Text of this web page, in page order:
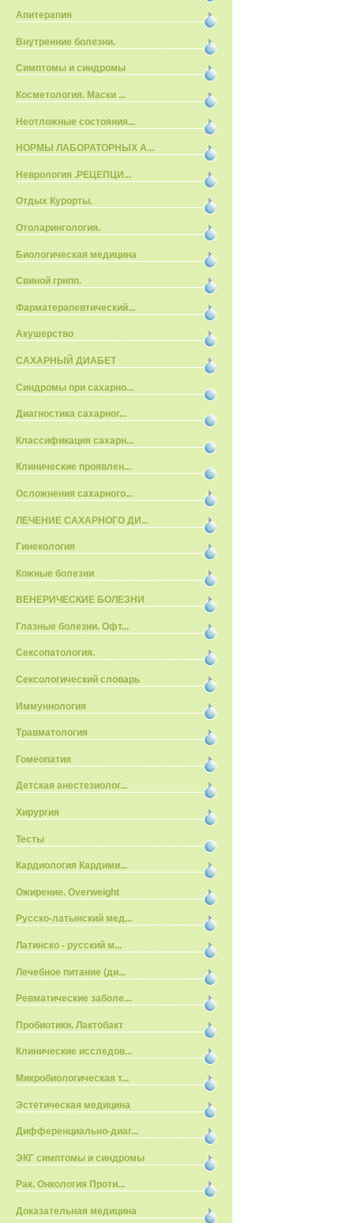
Апитерапия
Внутренние болезни.
Симптомы и синдромы
Косметология. Маски ...
Неотложные состояния...
НОРМЫ ЛАБОРАТОРНЫХ А...
Неврология .РЕЦЕПЦИ...
Отдых Курорты.
Отоларингология.
Биологическая медицина
Свиной грипп.
Фарматерапевтический...
Акушерство
САХАРНЫЙ ДИАБЕТ
Синдромы при сахарно...
Диагностика сахарног...
Классификация сахарн...
Клинические проявлен...
Осложнения сахарного...
ЛЕЧЕНИЕ САХАРНОГО ДИ...
Гинекология
Кожные болезни
ВЕНЕРИЧЕСКИЕ БОЛЕЗНИ
Глазные болезни. Офт...
Сексопатология.
Сексологический словарь
Иммуннология
Травматология
Гомеопатия
Детская анестезиолог...
Хирургия
Тесты
Кардиология Кардими...
Ожирение. Overweight
Русско-латынский мед...
Латинско - русский м...
Лечебное питание (ди...
Ревматические заболе...
Пробиотики. Лактобакт
Клинические исследов...
Микробиологическая т...
Эстетическая медицина
Дифференциально-диаг...
ЭКГ симптомы и синдромы
Рак. Онкология Проти...
Доказательная медицина